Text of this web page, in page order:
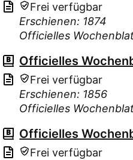
Frei verfügbar
Erschienen: 1874
Officielles
Officielles
Frei verfügbar
Erschienen: 1856
Officielles
Officielles
Frei verfügbar